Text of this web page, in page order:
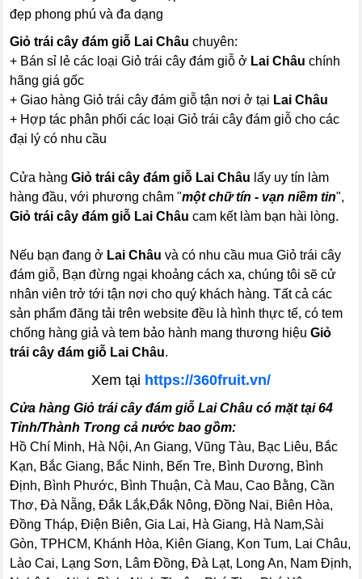
đẹp phong phú và đa dạng
Giỏ trái cây đám giỗ Lai Châuchuyên:
+ Bán sỉ lẻ các loại Giỏ trái cây đám giỗ ở Lai Châu chính
hãng giá gốc
+ Giao hàng Giỏ trái cây đám giỗ tận nơi ở tại Lai Châu
+ Hợp tác phân phối các loại Giỏ trái cây đám giỗ cho các
đại lý có nhu cầu
Cửa hàngGiỏ trái cây đám giỗ Lai Châu lấy uy tín làm
hàng đầu, với phương châm "một chữ tín - vạn niềm tin",
Giỏ trái cây đám giỗ Lai Châu cam kết làm bạn hài lòng.
Nếu bạn đang ở Lai Châu và có nhu cầu mua Giỏ trái cây
đám giỗ, Bạn đừng ngại khoảng cách xa, chúng tôi sẽ cử
nhân viên trở tới tận nơi cho quý khách hàng. Tất cả các
sản phẩm đăng tải trên website đều là hình thực tế, có tem
chống hàng giả và tem bảo hành mang thương hiệuGiỏ
trái cây đám giỗ Lai Châu.
Xem tại https://360fruit.vn/
Cửa hàng Giỏ trái cây đám giỗ Lai Châu có mặt tại 64
Tỉnh/Thành Trong cả nước bao gồm:
Hồ Chí Minh, Hà Nội, An Giang, Vũng Tàu, Bạc Liêu, Bắc
Kạn, Bắc Giang, Bắc Ninh, Bến Tre, Bình Dương, Bình
Định, Bình Phước, Bình Thuận, Cà Mau, Cao Bằng, Cần
Thơ, Đà Nẵng, Đắk Lắk,Đắk Nông, Đồng Nai, Biên Hòa,
Đồng Tháp, Điện Biên, Gia Lai, Hà Giang, Hà Nam,Sài
Gòn, TPHCM, Khánh Hòa, Kiên Giang, Kon Tum, Lai Châu,
Lào Cai, Lạng Sơn, Lâm Đồng, Đà Lạt, Long An, Nam Định,